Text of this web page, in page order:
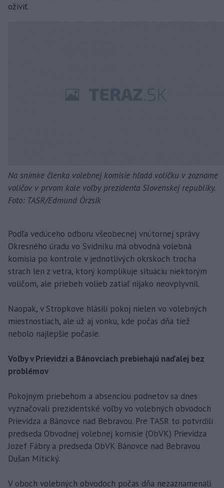
oživiť.
Na snímke členka volebnej komisie hľadá voličku v zozname
voličov v prvom kole voľby prezidenta Slovenskej republiky.
Foto: TASR/Edmund Örzsik
Podľa vedúceho odboru všeobecnej vnútornej správy
Okresného úradu vo Svidníku má obvodná volebná
komisia po kontrole v jednotlivých okrskoch trocha
strach len z vetra, ktorý komplikuje situáciu niektorým
voličom, ale priebeh volieb zatiaľ nijako neovplyvnil.
Naopak, v Stropkove hlásili pokoj nielen vo volebných
miestnostiach, ale už aj vonku, kde počas dňa tiež
nebolo najlepšie počasie.
Voľby v Prievidzi a Bánovciach prebiehajú naďalej bez
problémov
Pokojným priebehom a absenciou podnetov sa dnes
vyznačovali prezidentské voľby vo volebných obvodoch
Prievidza a Bánovce nad Bebravou. Pre TASR to potvrdili
predseda Obvodnej volebnej komisie (ObVK) Prievidza
Jozef Fábry a predseda ObVK Bánovce nad Bebravou
Dušan Mitický.
V oboch volebných obvodoch počas dňa nezaznamenali